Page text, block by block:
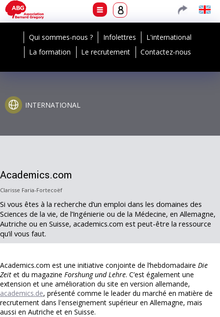
Qui sommes-nous ? Infolettres
L'international
La formation
Le recrutement Contactez-nous
INTERNATIONAL
Academics.com
Clarisse Faria-Fortecoëf
Si vous êtes à la recherche d’un emploi dans les domaines des
Sciences de la vie, de l’Ingénierie ou de la Médecine, en Allemagne,
Autriche ou en Suisse, academics.com est peut-être la ressource
qu’il vous faut.
Academics.com est une initiative conjointe de l’hebdomadaire Die
Zeit et du magazine Forshung und Lehre. C’est également une
extension et une amélioration du site en version allemande,
academics.de, présenté comme le leader du marché en matière de
recrutement dans l'enseignement supérieur en Allemagne, mais
aussi en Autriche et en Suisse.